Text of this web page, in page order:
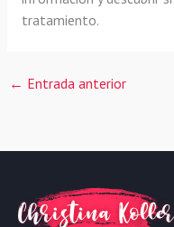
tratamiento.
← Entrada anterior